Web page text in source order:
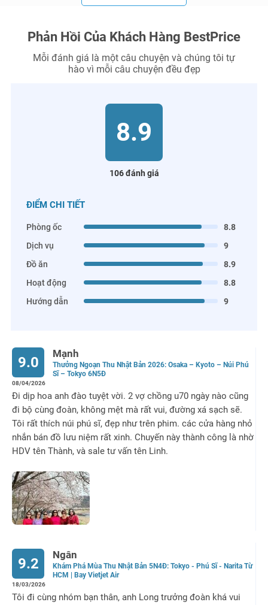
Phản Hồi Của Khách Hàng BestPrice
Mỗi đánh giá là một câu chuyện và chúng tôi tự
hào vì mỗi câu chuyện đều đẹp
8.9
106 đánh giá
ĐIỂM CHI TIẾT
Phòng ốc
8.8
Dịch vụ
9
Đồ ăn
8.9
Hoạt động
8.8
Hướng dẫn
9
Mạnh
Thưởng Ngoạn Thu Nhật Bản 2026: Osaka – Kyoto – Núi Phú
Sĩ – Tokyo 6N5Đ
9.0
08/04/2026
Đi dịp hoa anh đào tuyệt vời. 2 vợ chồng u70 ngày nào cũng
đi bộ cùng đoàn, không mệt mà rất vui, đường xá sạch sẽ.
Tôi rất thích núi phú sĩ, đẹp như trên phim. các cửa hàng nhỏ
nhắn bán đồ lưu niệm rất xinh. Chuyến này thành công là nhờ
HDV tên Thành, và sale tư vấn tên Linh.
Ngân
Khám Phá Mùa Thu Nhật Bản 5N4Đ: Tokyo - Phú Sĩ - Narita Từ
HCM | Bay Vietjet Air
9.2
18/03/2026
Tôi đi cùng nhóm bạn thân, anh Long trưởng đoàn khá vui